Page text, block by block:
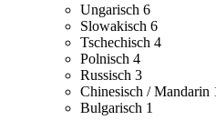
Ungarisch 6
Slowakisch 6
Tschechisch 4
Polnisch 4
Russisch 3
Chinesisch / Mandarin
Bulgarisch 1